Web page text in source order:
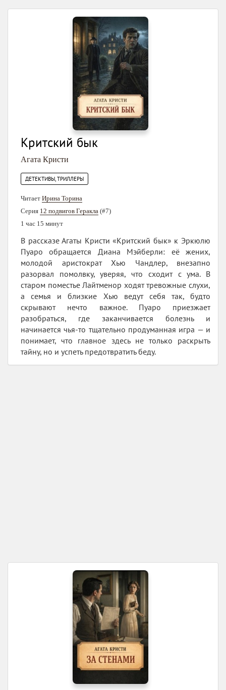
Критский бык
Агата Кристи
ДЕТЕКТИВЫ, ТРИЛЛЕРЫ
Читает Ирина Торина
Серия 12 подвигов Геракла (#7)
1 час 15 минут
В рассказе Агаты Кристи «Критский бык» к Эркюлю
Пуаро обращается Диана Мэйберли: её жених,
молодой аристократ Хью Чандлер, внезапно
разорвал помолвку, уверяя, что сходит с ума. В
старом поместье Лайтменор ходят тревожные слухи,
а семья и близкие Хью ведут себя так, будто
скрывают нечто важное. Пуаро приезжает
разобраться, где заканчивается болезнь и
начинается чья-то тщательно продуманная игра — и
понимает, что главное здесь не только раскрыть
тайну, но и успеть предотвратить беду.